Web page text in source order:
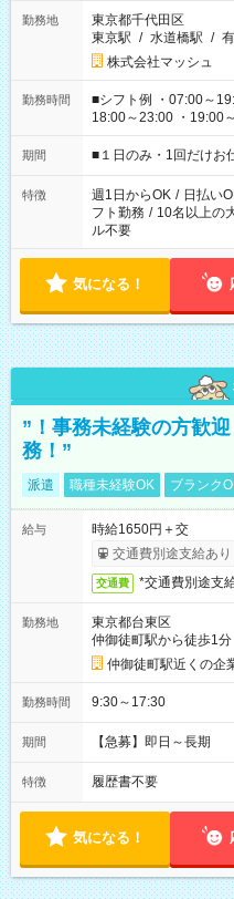
勤務地
東京都千代田区
東京駅 / 水道橋駅 /
株式会社マッシュ
勤務時間
■シフト例 ・07:00～
18:00～23:00 ・19:00
etc ★最短で3時間で5,120円のお仕事から 15時間で2万円近く稼
げるお仕事も！ ご希望のお時間に合わせてご紹介！ ※シフトは
ください！
期間 ■１日のみ・1回だけお
特徴 週1日からOK / 日払い
フト勤務 / 10名以上の
ル不要
気になる！
”！事務未経験の方歓
務！”
派遣 職種未経験OK ブランク
給与
時給1650円＋交
交通費別途支給あり
交通費 *交通費別途支
勤務地
東京都台東区
仲御徒町駅から徒歩1分
仲御徒町駅近くの企
勤務時間 9:30～17:30
期間 【急募】即日～長期
特徴 履歴書不要
気になる！